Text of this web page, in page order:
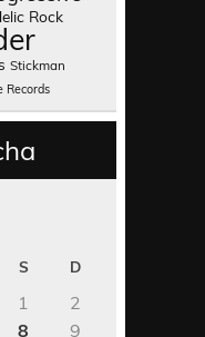
Rock
Stickman
Records
S D
1
2
8
9